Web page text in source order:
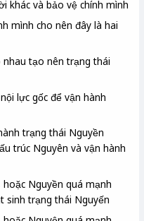
khác và bảo vệ chính mình
mình cho nên đây là hai
tạo nên trạng thái
lực gốc để vận hành
trạng thái Nguyền
trúc Nguyên và vận hành
Nguyền quá mạnh
sinh trạng thái Nguyến